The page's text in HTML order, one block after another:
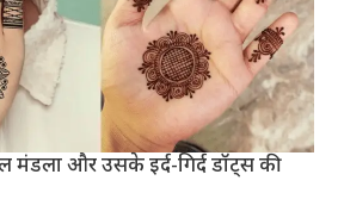
मंडला और उसके इर्द-गिर्द डॉट्स की